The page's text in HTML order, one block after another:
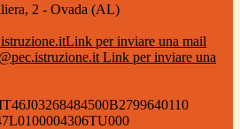
2 - Ovada (AL)
Link per inviare una mail
Link per inviare una